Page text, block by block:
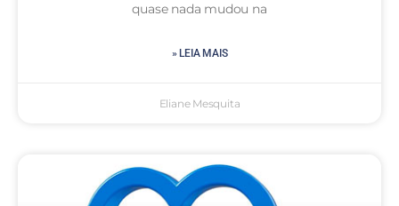
quase nada mudou na
» LEIA MAIS
Eliane Mesquita